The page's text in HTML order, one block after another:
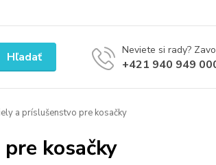
Hľadať Neviete si rady?
+421 940 949
a príslušenstvo pre kosačky
kosačky